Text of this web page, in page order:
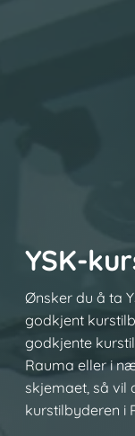
YSK-
Ønsker du å ta
godkjent
godkjente
Rauma eller i
skjemaet, så vil
kurstilbyderen i